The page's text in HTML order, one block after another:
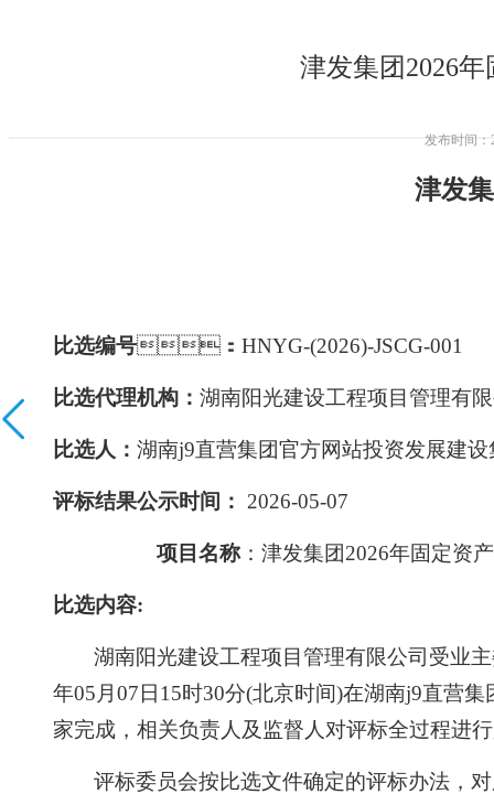
津发集团2026
发布时间
津发
比选编号： HNYG-(2026)-JSCG-001
比选代理机构： 湖南阳光建设工程项目管理有
比选人： 湖南j9直营集团官方网站投资发展建
评标结果公示时间： 2026-05-07
项目名称：津发集团2026年固定资
比选内容:
湖南阳光建设工程项目管理有限公司受业主
年05月07日15时30分(北京时间)在湖南j9直营集
家完成，相关负责人及监督人对评标全过程进行
评标委员会按比选文件确定的评标办法，